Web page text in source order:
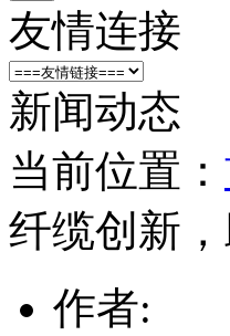
友情连接
新闻动态
当前位置：
纤缆创新
作者: